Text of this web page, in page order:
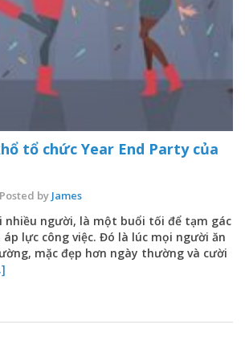
tổ chức Year End Party của
by James
nhiều người, là một buổi tối để tạm gác
áp lực công việc. Đó là lúc mọi người ăn
mặc đẹp hơn ngày thường và cười